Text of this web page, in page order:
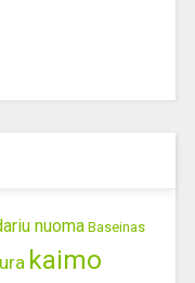
nuoma Baseinas
kaimo